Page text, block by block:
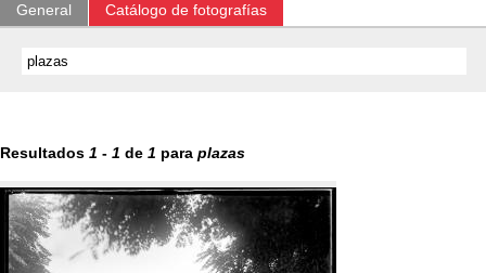
General Catálogo de fotografías
Resultados 1 - 1 de 1 para plazas